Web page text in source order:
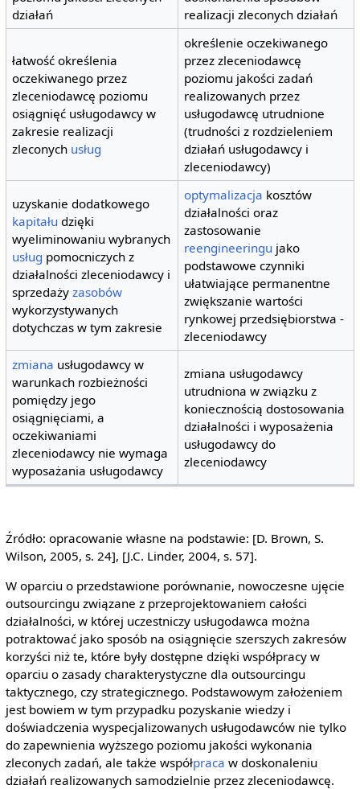
działań
realizacji zleconych działań
łatwość określenia
oczekiwanego przez
zleceniodawcę poziomu
osiągnięć usługodawcy w
zakresie realizacji
zleconych usług
określenie oczekiwanego
przez zleceniodawcę
poziomu jakości zadań
realizowanych przez
usługodawcę utrudnione
(trudności z rozdzieleniem
działań usługodawcy i
zleceniodawcy)
uzyskanie dodatkowego
kapitału dzięki
wyeliminowaniu wybranych
usług pomocniczych z
działalności zleceniodawcy i
sprzedażyzasobów
wykorzystywanych
dotychczas w tym zakresie
optymalizacja kosztów
działalności oraz
zastosowanie
reengineeringu jako
podstawowe czynniki
ułatwiające permanentne
zwiększanie wartości
rynkowej przedsiębiorstwa -
zleceniodawcy
zmiana usługodawcy w
warunkach rozbieżności
pomiędzy jego
osiągnięciami, a
oczekiwaniami
zleceniodawcy nie wymaga
wyposażania usługodawcy
zmiana usługodawcy
utrudniona w związku z
koniecznością dostosowania
działalności i wyposażenia
usługodawcy do
zleceniodawcy
Źródło: opracowanie własne na podstawie: [D. Brown, S.
Wilson, 2005, s. 24], [J.C. Linder, 2004, s. 57].
W oparciu o przedstawione porównanie, nowoczesne ujęcie
outsourcingu związane z przeprojektowaniem całości
działalności, w której uczestniczy usługodawca można
potraktować jako sposób na osiągnięcie szerszych zakresów
korzyści niż te, które były dostępne dzięki współpracy w
oparciu o zasady charakterystyczne dla outsourcingu
taktycznego, czy strategicznego. Podstawowym założeniem
jest bowiem w tym przypadku pozyskanie wiedzy i
doświadczenia wyspecjalizowanych usługodawców nie tylko
do zapewnienia wyższego poziomu jakości wykonania
zleconych zadań, ale także współpraca w doskonaleniu
działań realizowanych samodzielnie przez zleceniodawcę.